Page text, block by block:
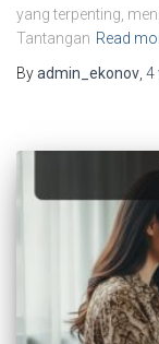
yang terpenting,
Tantangan Read
Byadmin_ekonov 4